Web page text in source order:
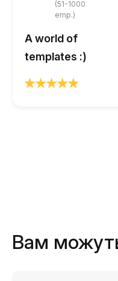
(51-1000
emp.)
A world of
templates :)
Вам